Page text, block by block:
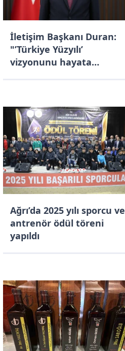
İletişim Başkanı Duran:
"’Türkiye Yüzyılı’
vizyonunu hayata
istikrar iklimini daha da
güçlendireceğiz"
Ağrı’da 2025 yılı sporcu ve
antrenör ödül töreni
yapıldı